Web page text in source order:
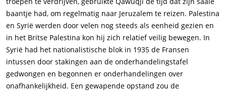
baantje had, om regelmatig naar Jeruzalem te reizen. Palestina
en Syrië werden door velen nog steeds als eenheid gezien en
in het Britse Palestina kon hij zich relatief veilig bewegen. In
Syrië had het nationalistische blok in 1935 de Fransen
intussen door stakingen aan de onderhandelingstafel
gedwongen en begonnen er onderhandelingen over
onafhankelijkheid. Een gewapende opstand zou de